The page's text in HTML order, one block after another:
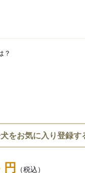
？
をお気に入り登録す
円 （税込）